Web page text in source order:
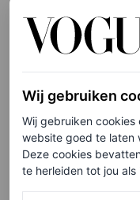
Hoge leren laarzen,
Wij gebruiken
Wij gebruiken
website goed te laten
Deze cookies
te herleiden tot jou als